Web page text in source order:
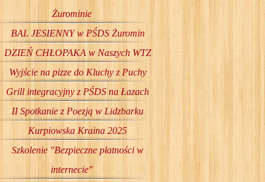
Żurominie
BAL JESIENNY w PŚDS Żuromin
DZIEŃ CHŁOPAKA w Naszych WTZ
Wyjście na pizze do Kluchy z Puchy
Grill integracyjny z PŚDS na Łazach
II Spotkanie z Poezją w Lidzbarku
Kurpiowska Kraina 2025
Szkolenie "Bezpieczne płatności w
internecie"